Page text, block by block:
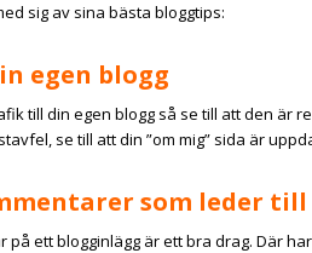
sig av sina bästa bloggtips:
egen blogg
till din egen blogg så se till att den är
se till att din ”om mig” sida är
som leder
på ett blogginlägg är ett bra drag. Där